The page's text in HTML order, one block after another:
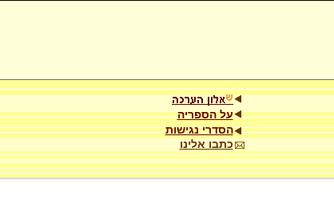
על הספריה
הסדרי נגישות
כתבו אלינו